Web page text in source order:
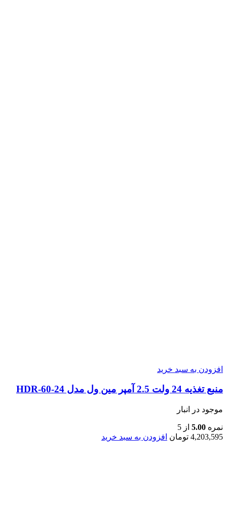
افزودن به سبد خرید
منبع تغذیه 24 ولت 2.5 آمپر مین ول مدل HDR-60-24
موجود در انبار
نمره 5.00 از 5
4,203,595 تومان افزودن به سبد خرید